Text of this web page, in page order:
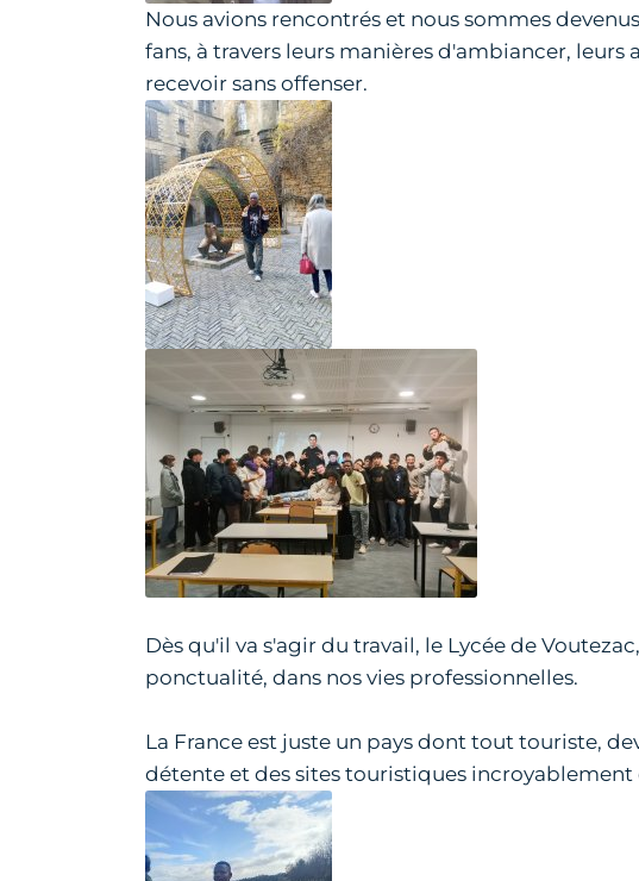
Nous avions rencontrés et nous sommes
fans, à travers leurs manières d'ambiancer,
recevoir sans offenser.
Dès qu'il va s'agir du travail, le Lycée de
ponctualité, dans nos vies professionnelles.
La France est juste un pays dont tout touriste,
détente et des sites touristiques incroyablement